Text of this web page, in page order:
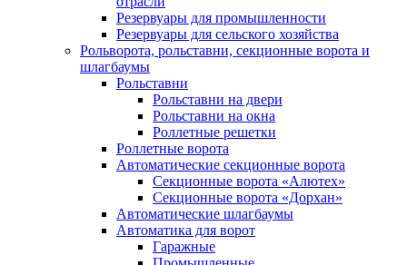
Резервуары для промышленности
Резервуары для сельского хозяйства
Рольворота, рольставни, секционные ворота и
шлагбаумы
Рольставни
Рольставни на двери
Рольставни на окна
Роллетные решетки
Роллетные ворота
Автоматические секционные ворота
Секционные ворота «Алютех»
Секционные ворота «Дорхан»
Автоматические шлагбаумы
Автоматика для ворот
Гаражные